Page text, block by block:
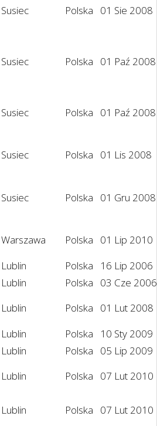
Susiec Polska 01 Sie 2008
Susiec Polska 01 Paź 2008
Susiec Polska 01 Paź 2008
Susiec Polska 01 Lis 2008
Susiec Polska 01 Gru 2008
Warszawa Polska
01 Lip 2010
Lublin Polska
16 Lip 2006
Lublin Polska
03 Cze 2006
Lublin Polska
01 Lut 2008
Lublin Polska
10 Sty 2009
Lublin Polska
05 Lip 2009
Lublin Polska 07 Lut 2010
Lublin Polska 07 Lut 2010